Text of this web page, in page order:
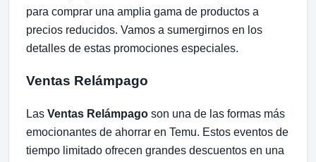
para comprar una amplia gama de productos a
precios reducidos. Vamos a sumergirnos en los
detalles de estas promociones especiales.
Ventas Relámpago
Las Ventas Relámpago son una de las formas más
emocionantes de ahorrar en Temu. Estos eventos de
tiempo limitado ofrecen grandes descuentos en una